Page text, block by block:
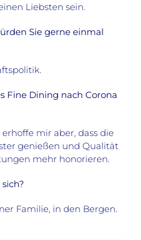
Liebsten sein.
Sie gerne einmal
Fine Dining nach Corona
mir aber, dass die
genießen und Qualität
mehr honorieren.
Familie, in den Bergen.